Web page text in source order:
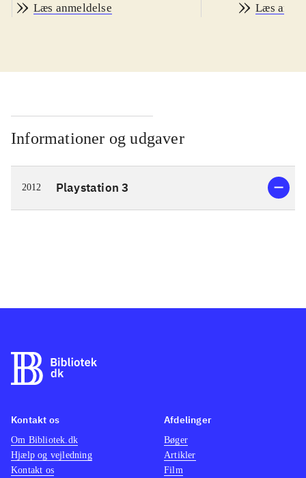
Læs anmeldelse Læs
Informationer og udgaver
2012 Playstation 3
Kontakt os
Om Bibliotek.dk
Hjælp og vejledning
Kontakt os
Afdelinger
Bøger
Artikler
Film